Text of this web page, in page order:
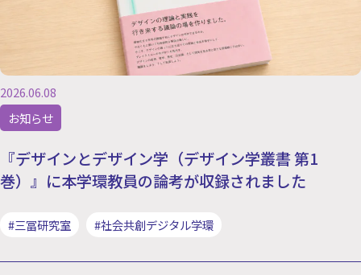
2026.06.08
お知らせ
『デザインとデザイン学（デザイン学叢書 第1
巻）』に本学環教員の論考が収録されました
#三冨研究室 #社会共創デジタル学環